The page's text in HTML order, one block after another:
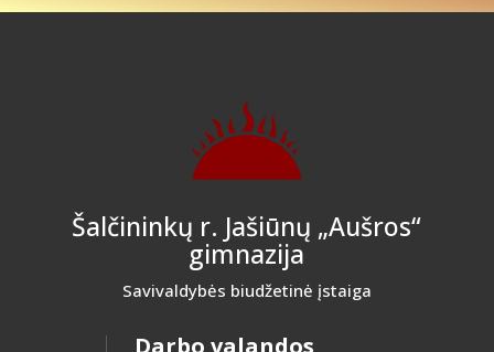
Šalčininkų r. Jašiūnų „Aušros“
gimnazija
Savivaldybės biudžetinė įstaiga
Darbo valandos